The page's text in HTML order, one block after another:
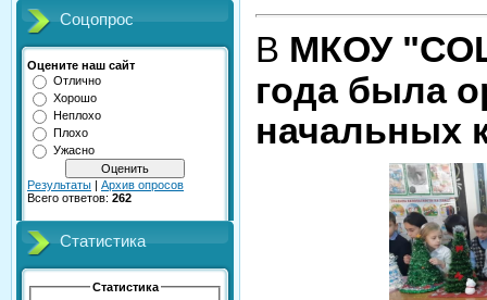
Соцопрос
Оцените наш сайт
Отлично
Хорошо
Неплохо
Плохо
Ужасно
Результаты | Архив опросов
Всего ответов: 262
Статистика
Статистика
В МКОУ
года была
начальных